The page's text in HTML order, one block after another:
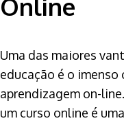
Uma das maiores
educação é o
aprendizagem on-
um curso online é